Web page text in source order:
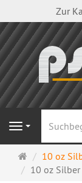
Zur
Navigation
Startseite
10 oz
10 oz